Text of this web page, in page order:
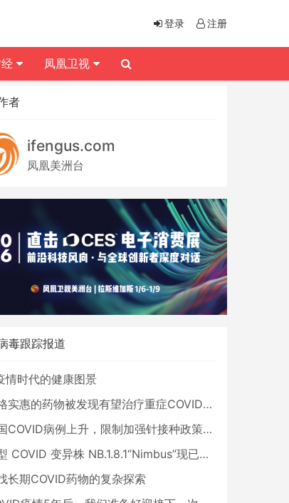
者
ifengus.com
凤凰美洲台
毒跟踪报道
情时代的健康图景
实惠的药物被发现有望治疗重症COVID患者
COVID病例上升，限制加强针接种政策即将出台
COVID 变异株 NB.1.8.1“Nimbus”现已在美国占据主导地位
长期COVID药物的复杂探索
登录 注册
凤凰卫视